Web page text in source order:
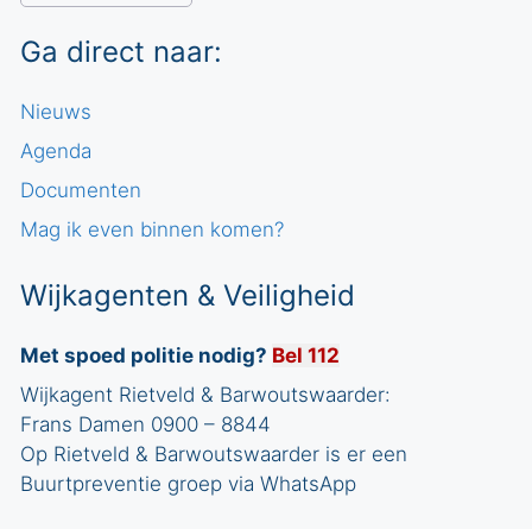
Ga direct naar:
Nieuws
Agenda
Documenten
Mag ik even binnen komen?
Wijkagenten & Veiligheid
Met spoed politie nodig? Bel 112
Wijkagent Rietveld & Barwoutswaarder:
Frans Damen 0900 – 8844
Op Rietveld & Barwoutswaarder is er een
Buurtpreventie groep via WhatsApp